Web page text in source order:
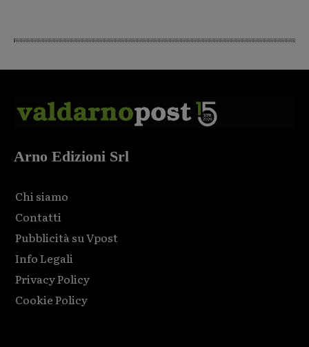
Arno Edizioni Srl
Chi siamo
Contatti
Pubblicità su Vpost
Info Legali
Privacy Policy
Cookie Policy